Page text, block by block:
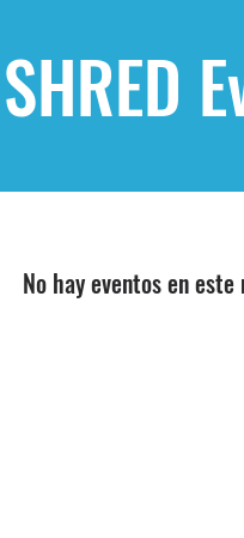
SHRED
No hay eventos en este